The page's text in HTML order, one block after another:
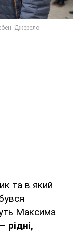
та в який
Максима
рідні,